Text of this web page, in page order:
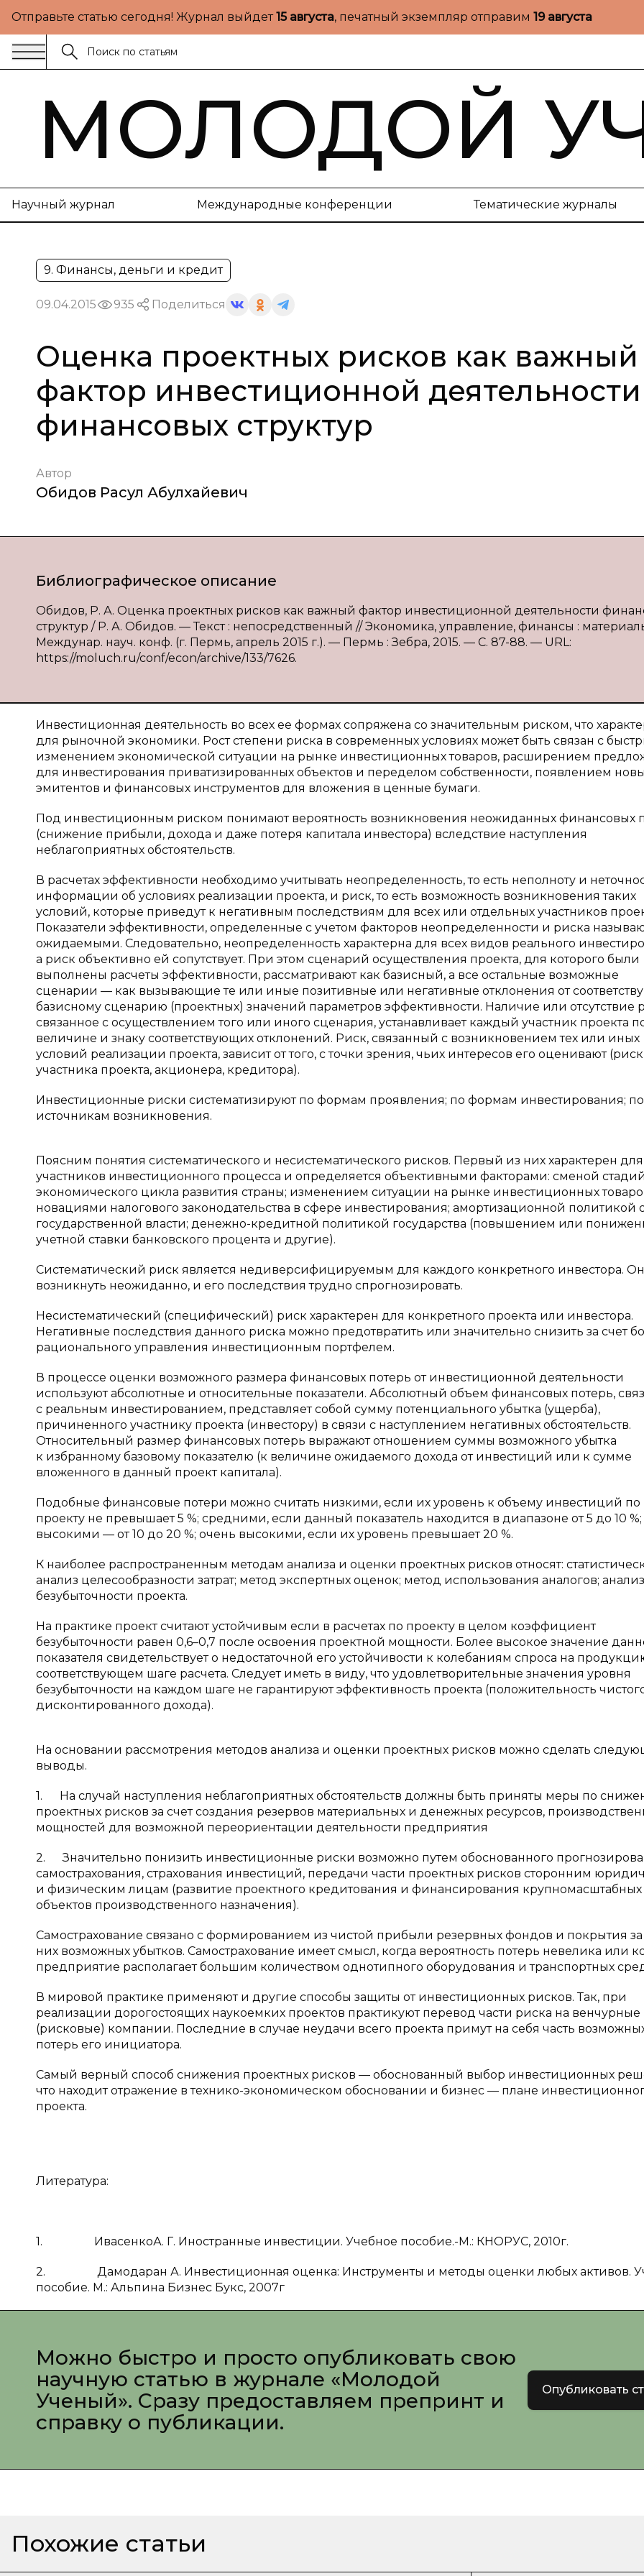
Отправьте статью сегодня! Журнал выйдет15 августа, печатный экземпляр отправим 19 августа
МОЛОДОЙ
Научный журнал Международные конференции Тематические журналы
9. Финансы, деньги и кредит
09.04.2015 935 Поделиться
Оценка проектных рисков как важный
фактор инвестиционной деятельности
финансовых структур
Автор
Обидов Расул Абулхайевич
Библиографическое описание
Обидов, Р. А. Оценка проектных рисков как важный фактор инвестиционной деятельности
структур / Р. А. Обидов. — Текст : непосредственный // Экономика, управление, финансы :
Междунар. науч. конф. (г. Пермь, апрель 2015 г.). — Пермь : Зебра, 2015. — С. 87-88. — URL:
https://moluch.ru/conf/econ/archive/133/7626.
Инвестиционная деятельность во всех ее формах сопряжена со значительным риском, что
для рыночной экономики. Рост степени риска в современных условиях может быть связан с
изменением экономической ситуации на рынке инвестиционных товаров, расширением
для инвестирования приватизированных объектов и переделом собственности, появлением
эмитентов и финансовых инструментов для вложения в ценные бумаги.
Под инвестиционным риском понимают вероятность возникновения неожиданных финансовых
(снижение прибыли, дохода и даже потеря капитала инвестора) вследствие наступления
неблагоприятных обстоятельств.
В расчетах эффективности необходимо учитывать неопределенность, то есть неполноту и
информации об условиях реализации проекта, и риск, то есть возможность возникновения таких
условий, которые приведут к негативным последствиям для всех или отдельных участников
Показатели эффективности, определенные с учетом факторов неопределенности и риска
ожидаемыми. Следовательно, неопределенность характерна для всех видов реального
а риск объективно ей сопутствует. При этом сценарий осуществления проекта, для которого были
выполнены расчеты эффективности, рассматривают как базисный, а все остальные возможные
сценарии — как вызывающие те или иные позитивные или негативные отклонения от
базисному сценарию (проектных) значений параметров эффективности. Наличие или отсутствие
связанное с осуществлением того или иного сценария, устанавливает каждый участник проекта
величине и знаку соответствующих отклонений. Риск, связанный с возникновением тех или иных
условий реализации проекта, зависит от того, с точки зрения, чьих интересов его оценивают (риск
участника проекта, акционера, кредитора).
Инвестиционные риски систематизируют по формам проявления; по формам инвестирования; по
источникам возникновения.
Поясним понятия систематического и несистематического рисков. Первый из них характерен для
участников инвестиционного процесса и определяется объективными факторами: сменой стадий
экономического цикла развития страны; изменением ситуации на рынке инвестиционных
новациями налогового законодательства в сфере инвестирования; амортизационной политикой
государственной власти; денежно-кредитной политикой государства (повышением или
учетной ставки банковского процента и другие).
Систематический риск является недиверсифицируемым для каждого конкретного инвестора.
возникнуть неожиданно, и его последствия трудно спрогнозировать.
Несистематический (специфический) риск характерен для конкретного проекта или инвестора.
Негативные последствия данного риска можно предотвратить или значительно снизить за счет
рационального управления инвестиционным портфелем.
В процессе оценки возможного размера финансовых потерь от инвестиционной деятельности
используют абсолютные и относительные показатели. Абсолютный объем финансовых потерь,
с реальным инвестированием, представляет собой сумму потенциального убытка (ущерба),
причиненного участнику проекта (инвестору) в связи с наступлением негативных обстоятельств.
Относительный размер финансовых потерь выражают отношением суммы возможного убытка
к избранному базовому показателю (к величине ожидаемого дохода от инвестиций или к сумме
вложенного в данный проект капитала).
Подобные финансовые потери можно считать низкими, если их уровень к объему инвестиций по
проекту не превышает 5 %; средними, если данный показатель находится в диапазоне от 5 до 10 %;
высокими — от 10 до 20 %; очень высокими, если их уровень превышает 20 %.
К наиболее распространенным методам анализа и оценки проектных рисков относят:
анализ целесообразности затрат; метод экспертных оценок; метод использования аналогов; анализ
безубыточности проекта.
На практике проект считают устойчивым если в расчетах по проекту в целом коэффициент
безубыточности равен 0,6–0,7 после освоения проектной мощности. Более высокое значение
показателя свидетельствует о недостаточной его устойчивости к колебаниям спроса на
соответствующем шаге расчета. Следует иметь в виду, что удовлетворительные значения уровня
безубыточности на каждом шаге не гарантируют эффективность проекта (положительность
дисконтированного дохода).
На основании рассмотрения методов анализа и оценки проектных рисков можно сделать
выводы.
1. На случай наступления неблагоприятных обстоятельств должны быть приняты меры по
проектных рисков за счет создания резервов материальных и денежных ресурсов,
мощностей для возможной переориентации деятельности предприятия
2. Значительно понизить инвестиционные риски возможно путем обоснованного
самострахования, страхования инвестиций, передачи части проектных рисков сторонним
и физическим лицам (развитие проектного кредитования и финансирования крупномасштабных
объектов производственного назначения).
Самострахование связано с формированием из чистой прибыли резервных фондов и покрытия за
них возможных убытков. Самострахование имеет смысл, когда вероятность потерь невелика или
предприятие располагает большим количеством однотипного оборудования и транспортных
В мировой практике применяют и другие способы защиты от инвестиционных рисков. Так, при
реализации дорогостоящих наукоемких проектов практикуют перевод части риска на венчурные
(рисковые) компании. Последние в случае неудачи всего проекта примут на себя часть
потерь его инициатора.
Самый верный способ снижения проектных рисков — обоснованный выбор инвестиционных
что находит отражение в технико-экономическом обосновании и бизнес — плане
проекта.
Литература:
1. ИвасенкоА. Г. Иностранные инвестиции. Учебное пособие.-М.: КНОРУС, 2010г.
2. Дамодаран А. Инвестиционная оценка: Инструменты и методы оценки любых активов.
пособие. М.: Альпина Бизнес Букс, 2007г
Можно быстро и просто опубликовать свою
научную статью в журнале «Молодой
Ученый». Сразу предоставляем препринт и
справку о публикации.
Опубликовать
Похожие статьи